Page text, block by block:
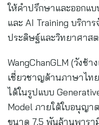
ให้คำปรึกษาและออกแ
และ AI Training บริก
ประดิษฐ์และวิทยาศาส
WangChanGLM (วังช้
เชี่ยวชาญด้านภาษาไท
ได้ในรูปแบบ
Model ภายใต้ใบอนุญา
ขนาด 7.5 พันล้านพารา